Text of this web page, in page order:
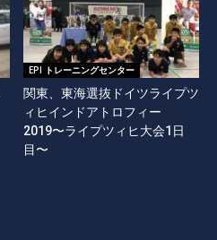
EPI トレーニングセンター
関東、東海選抜ドイツライプツ
ィヒインドアトロフィー
2019〜ライプツィヒ大会1日
目〜